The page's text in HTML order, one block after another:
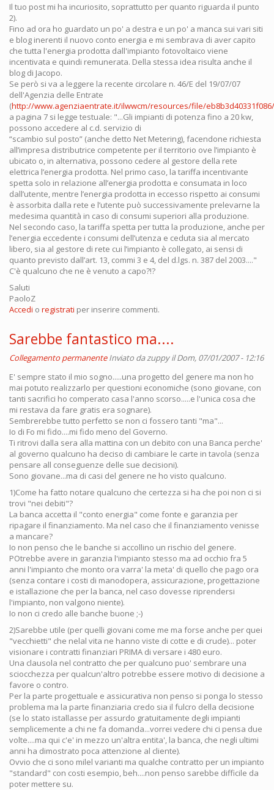
Il tuo post mi ha incuriosito, soprattutto per quanto riguarda il punto
2).
Fino ad ora ho guardato un po' a destra e un po' a manca sui vari siti
e blog inerenti il nuovo conto energia e mi sembrava di aver capito
che tutta l'energia prodotta dall'impianto fotovoltaico viene
incentivata e quindi remunerata. Della stessa idea risulta anche il
blog di Jacopo.
Se però si va a leggere la recente circolare n. 46/E del 19/07/07
dell'Agenzia delle Entrate
(http://www.agenziaentrate.it/ilwwcm/resources/file/eb8b3d40331f086/
a pagina 7 si legge testuale: "...Gli impianti di potenza fino a 20 kw,
possono accedere al c.d. servizio di
“scambio sul posto” (anche detto Net Metering), facendone richiesta
all’impresa distributrice competente per il territorio ove l’impianto è
ubicato o, in alternativa, possono cedere al gestore della rete
elettrica l’energia prodotta. Nel primo caso, la tariffa incentivante
spetta solo in relazione all’energia prodotta e consumata in loco
dall’utente, mentre l’energia prodotta in eccesso rispetto ai consumi
è assorbita dalla rete e l’utente può successivamente prelevarne la
medesima quantità in caso di consumi superiori alla produzione.
Nel secondo caso, la tariffa spetta per tutta la produzione, anche per
l’energia eccedente i consumi dell’utenza e ceduta sia al mercato
libero, sia al gestore di rete cui l’impianto è collegato, ai sensi di
quanto previsto dall’art. 13, commi 3 e 4, del d.lgs. n. 387 del 2003...."
C'è qualcuno che ne è venuto a capo?!?
Saluti
PaoloZ
Accedi o registrati per inserire commenti.
Sarebbe fantastico ma....
Collegamento permanente Inviato dazuppyil Dom, 07/01/2007 - 12:16
E' sempre stato il mio sogno.....una progetto del genere ma non ho
mai potuto realizzarlo per questioni economiche (sono giovane, con
tanti sacrifici ho comperato casa l'anno scorso.....e l'unica cosa che
mi restava da fare gratis era sognare).
Sembrerebbe tutto perfetto se non ci fossero tanti "ma"...
Io di Fo mi fido....mi fido meno del Governo.
Ti ritrovi dalla sera alla mattina con un debito con una Banca perche'
al governo qualcuno ha deciso di cambiare le carte in tavola (senza
pensare all conseguenze delle sue decisioni).
Sono giovane...ma di casi del genere ne ho visto qualcuno.
1)Come ha fatto notare qualcuno che certezza si ha che poi non ci si
trovi "nei debiti"?
La banca accetta il "conto energia" come fonte e garanzia per
ripagare il finanziamento. Ma nel caso che il finanziamento venisse
a mancare?
Io non penso che le banche si accollino un rischio del genere.
POtrebbe avere in garanzia l'impianto stesso ma ad occhio fra 5
anni l'impianto che monto ora varra' la meta' di quello che pago ora
(senza contare i costi di manodopera, assicurazione, progettazione
e istallazione che per la banca, nel caso dovesse riprendersi
l'impianto, non valgono niente).
Io non ci credo alle banche buone ;-)
2)Sarebbe utile (per quelli giovani come me ma forse anche per quei
"vecchietti" che nelal vita ne hanno viste di cotte e di crude)... poter
visionare i contratti finanziari PRIMA di versare i 480 euro.
Una clausola nel contratto che per qualcuno puo' sembrare una
sciocchezza per qualcun'altro potrebbe essere motivo di decisione a
favore o contro.
Per la parte progettuale e assicurativa non penso si ponga lo stesso
problema ma la parte finanziaria credo sia il fulcro della decisione
(se lo stato istallasse per assurdo gratuitamente degli impianti
semplicemente a chi ne fa domanda...vorrei vedere chi ci pensa due
volte....ma qui c'e' in mezzo un'altra entita', la banca, che negli ultimi
anni ha dimostrato poca attenzione al cliente).
Ovvio che ci sono milel varianti ma qualche contratto per un impianto
"standard" con costi esempio, beh....non penso sarebbe difficile da
poter mettere su.